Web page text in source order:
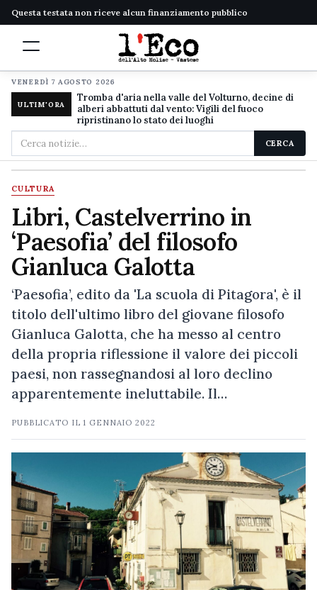
Questa testata non riceve alcun finanziamento pubblico
VENERDÌ 7 AGOSTO 2026
ULTIM'ORA
Tromba d'aria nella valle del Volturno, decine di
alberi abbattuti dal vento: Vigili del fuoco
ripristinano lo stato dei luoghi
Cerca
nel
sito
CERCA
CULTURA
Libri, Castelverrino in
‘Paesofia’ del filosofo
Gianluca Galotta
‘Paesofia’, edito da 'La scuola di Pitagora', è il
titolo dell'ultimo libro del giovane filosofo
Gianluca Galotta, che ha messo al centro
della propria riflessione il valore dei piccoli
paesi, non rassegnandosi al loro declino
apparentemente ineluttabile. Il…
PUBBLICATO IL1 GENNAIO 2022